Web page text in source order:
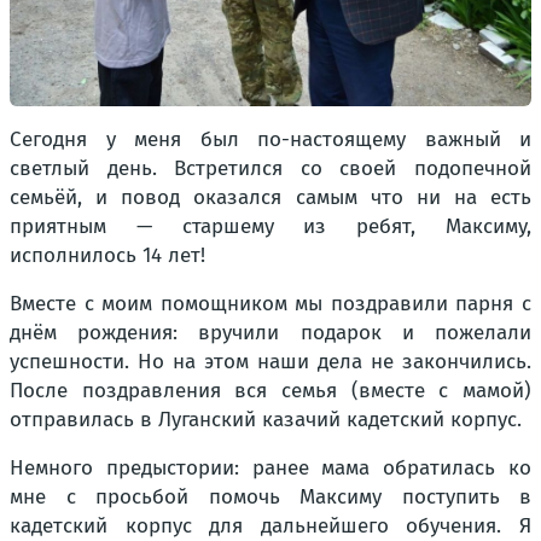
Сегодня у меня был по-настоящему важный и
светлый день. Встретился со своей подопечной
семьёй, и повод оказался самым что ни на есть
приятным — старшему из ребят, Максиму,
исполнилось 14 лет!
Вместе с моим помощником мы поздравили парня с
днём рождения: вручили подарок и пожелали
успешности. Но на этом наши дела не закончились.
После поздравления вся семья (вместе с мамой)
отправилась в Луганский казачий кадетский корпус.
Немного предыстории: ранее мама обратилась ко
мне с просьбой помочь Максиму поступить в
кадетский корпус для дальнейшего обучения. Я